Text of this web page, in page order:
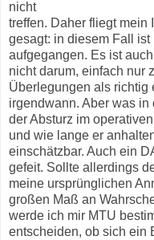
nicht
treffen. Daher fliegt mein
gesagt: in diesem Fall
aufgegangen. Es ist
nicht darum, einfach nur
Überlegungen als richtig
irgendwann. Aber was
der Absturz im
und wie lange er
einschätzbar. Auch ein
gefeit. Sollte allerdings
meine ursprünglichen
großen Maß an
werde ich mir MTU
entscheiden, ob sich ein